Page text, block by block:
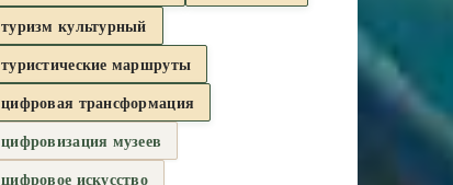
туризм культурный
туристические маршруты
цифровая трансформация
цифровизация музеев
цифровое искусство